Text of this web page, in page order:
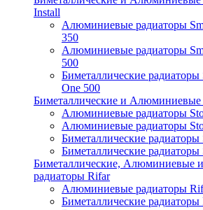
Install
Алюминиевые радиаторы
350
Алюминиевые радиаторы
500
Биметаллические радиаторы
One 500
Биметаллические и Алюминиевые
Алюминиевые радиаторы
Алюминиевые радиаторы
Биметаллические
Биметаллические радиаторы
Биметаллические, Алюминиевые
радиаторы Rifar
Алюминиевые радиаторы
Биметаллические